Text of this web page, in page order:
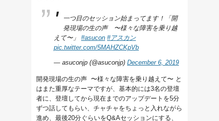
一つ目のセッション始まってます！「開
発現場の生の声 〜様々な障害を乗り越
えて〜」 #asucon #アスカン
pic.twitter.com/5MAHZCKpVb
— asuconjp (@asuconjp) December 6, 2019
開発現場の生の声 〜様々な障害を乗り越えて〜 と
はまた重厚なテーマですが、基本的には3名の登壇
者に、登壇してから現在までのアップデートを5分
ずつ話してもらい、チャチャをちょっと入れながら
進め、最後20分ぐらいをQ&Aセッションにする、